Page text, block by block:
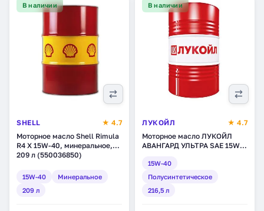
В наличии
SHELL
★ 4.7
Моторное масло Shell Rimula
R4 X 15W-40, минеральное,
209 л (550036850)
15W-40
Минеральное
209 л
В наличии
ЛУКОЙЛ
★ 4.7
Моторное масло ЛУКОЙЛ
АВАНГАРД УЛЬТРА SAE 15W-
полусинтетическое, 216,5 л
(227326)
15W-40
Полусинтетическое
216,5 л